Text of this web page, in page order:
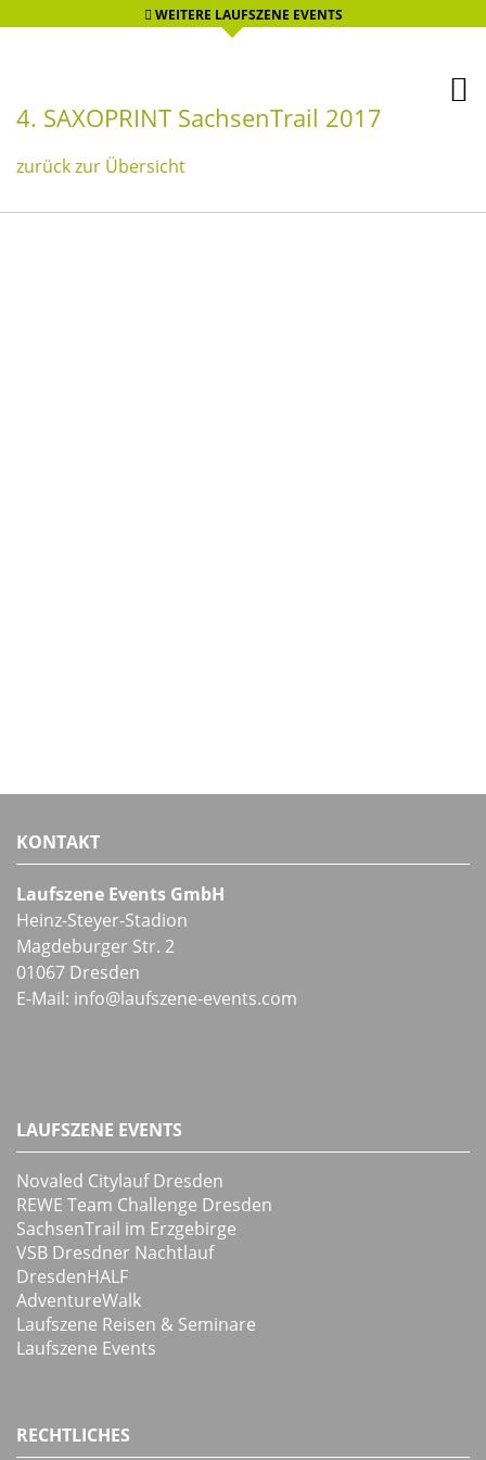
WEITERE LAUFSZENE EVENTS
4. SAXOPRINT SachsenTrail 2017
zurück zur Übersicht
KONTAKT
Laufszene Events GmbH
Heinz-Steyer-Stadion
Magdeburger Str. 2
01067 Dresden
E-Mail: info@laufszene-events.com
LAUFSZENE EVENTS
Novaled Citylauf Dresden
REWE Team Challenge Dresden
SachsenTrail im Erzgebirge
VSB Dresdner Nachtlauf
DresdenHALF
AdventureWalk
Laufszene Reisen & Seminare
Laufszene Events
RECHTLICHES